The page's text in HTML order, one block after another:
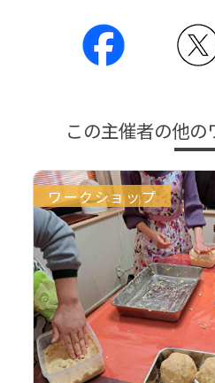
この主催者の他
ワークショップ